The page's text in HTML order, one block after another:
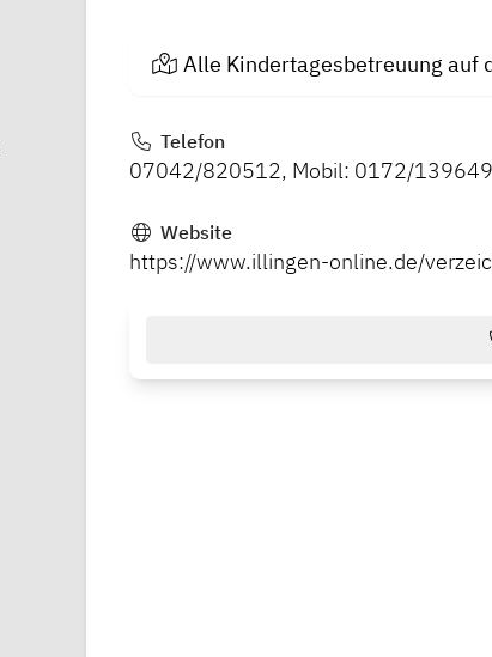
Alle Kindertagesbetreuung auf
Telefon
07042/820512, Mobil: 0172/
Website
https://www.illingen-online.de/